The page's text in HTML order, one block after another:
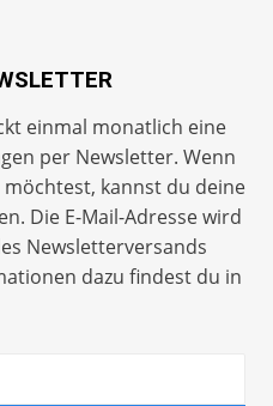
einmal monatlich eine
per Newsletter. Wenn
kannst du deine
Die E-Mail-Adresse wird
Newsletterversands
dazu findest du in